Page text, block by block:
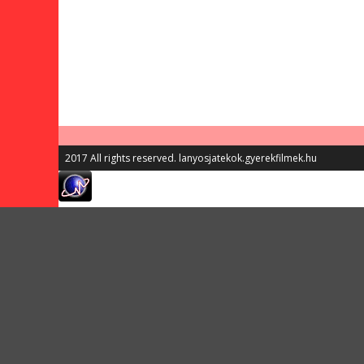
2017 All rights reserved. lanyosjatekok.gyerekfilmek.hu